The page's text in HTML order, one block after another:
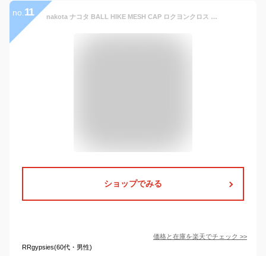
no. 11 nakota ナコタ BALL HIKE MESH CAP ロクヨンクロス 帽子 メッシュキャップ アンパイアキャップ 撥水 ツバ短 ショートブリム メンズ レディース 軽量 大きいサイズ アウトドア カジュアル 無地 春 夏 キャンプ 通気性 涼しい 人気
ショップでみる
価格と在庫を楽天でチェック >>
RRgypsies(60代・男性)